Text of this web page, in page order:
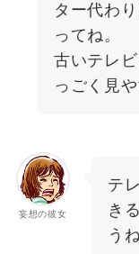
ター代わ
ってね。
古いテレ
っごく見
妄想の彼女
テ
き
う